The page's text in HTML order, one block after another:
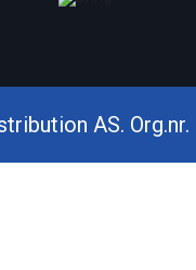
AS.